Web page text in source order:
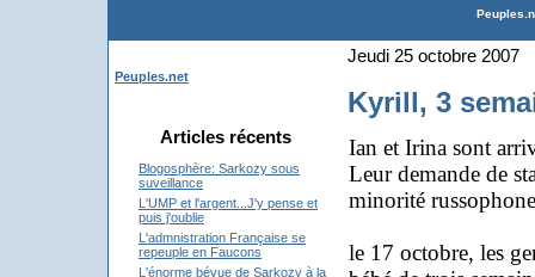
Peuples.net
Articles récents
Blogosphère: Sarkozy sous
suveillance
L'UMP et l'argent...J'y pense et
puis j'oublie
L'admnistration Française se
repeuple en Faucons
L'énorme bévue de Sarkozy à la
Jeudi 25 octobre 2007
Kyrill, 3
Ian et Irina sont
Leur demande de
minorité
le 17 octobre, les